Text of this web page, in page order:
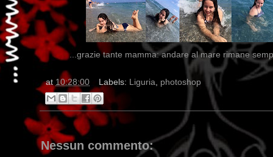
...grazie tante mamma: andare al mare rimane
at 10:28:00 Labels: Liguria, photoshop
Nessun commento: